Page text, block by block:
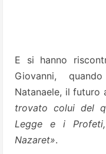
E si hanno
Giovanni,
Natanaele, il futuro
trovato colui del
Legge e i
Nazaret».